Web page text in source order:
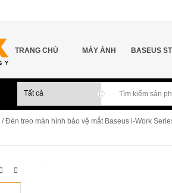
TRANG CHỦ MÁY ẢNH BASEUS
/ Đèn treo màn hình bảo vệ mắt Baseus i-Work